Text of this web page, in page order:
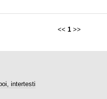
<< 1 >>
intertesti